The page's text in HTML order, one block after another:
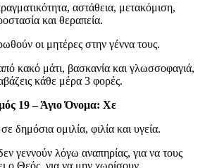
αστάθεια, μετακόμιση,
και θεραπεία.
οι μητέρες στην γέννα τους.
κακό μάτι, βασκανία και γλωσσοφαγιά,
κάθε μέρα 3 φορές.
19 – Άγιο Όνομα: Χε
δημόσια ομιλία, φιλία και υγεία.
γεννούν λόγω αναπηρίας, για να τους
ο Θεός, για να μην χωρίσουν.